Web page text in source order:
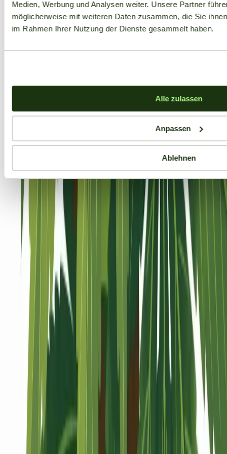
Medien, Werbung und Analysen weiter. Unsere Partner
möglicherweise mit weiteren Daten zusammen, die Sie
im Rahmen Ihrer Nutzung der Dienste gesammelt haben.
Alle zulassen
Anpassen
Ablehnen
Seedbanks